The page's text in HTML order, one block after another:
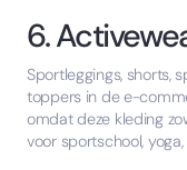
6.
Sportleggings, shorts,
toppers in de e-
omdat deze kleding
voor sportschool,